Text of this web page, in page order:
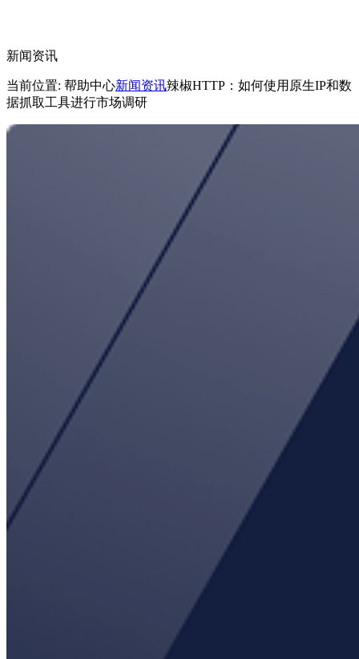
新闻资讯
当前位置: 帮助中心新闻资讯辣椒HTTP：如何使用原生IP和数
据抓取工具进行市场调研